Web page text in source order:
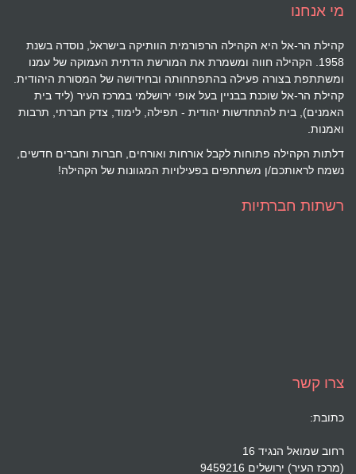
מי אנחנו
קהילת הר-אל היא הקהילה הרפורמית הוותיקה בישראל, נוסדה בשנת
1958. הקהילה חווה ומשמרת את המורשת הדתית העמוקה של עמנו
ומשתתפת בצורה פעילה בהתפתחותה ובחידושה של המסורת היהודית.
קהילת הר-אל שוכנת בבניין בעל אופי ירושלמי במרכז העיר (ליד בית
האמנים), בית להתחדשות יהודית - תפילה, לימוד, צדק חברתי, תרבות
ואמנות.
דלתות הקהילה פתוחות לקבל אורחות ואורחים, חברות וחברים חדשים,
נשמח לראותכם/ן משתתפים בפעילויות המגוונות של הקהילה!
רשתות חברתיות
צרו קשר
כתובת:
רחוב שמואל הנגיד 16
(מרכז העיר) ירושלים 9459216